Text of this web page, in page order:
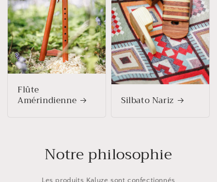
Flûte
Amérindienne Silbato Nariz
Notre philosophie
Les produits Kaluze sont confectionnés